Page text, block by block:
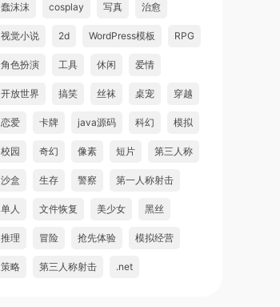
蠢沫沫 cosplay 写真 治愈
视觉小说 2d WordPress模板 RPG
角色扮演 工具 休闲 爱情
开放世界 搞笑 丝袜 桌宠 穿越
恋爱 卡牌 java源码 科幻 模拟
校园 奇幻 像素 短片 第三人称
沙盒 生存 警察 第一人称射击
单人 文件恢复 美少女 黑丝
推理 冒险 抢先体验 模拟经营
策略 第三人称射击 .net